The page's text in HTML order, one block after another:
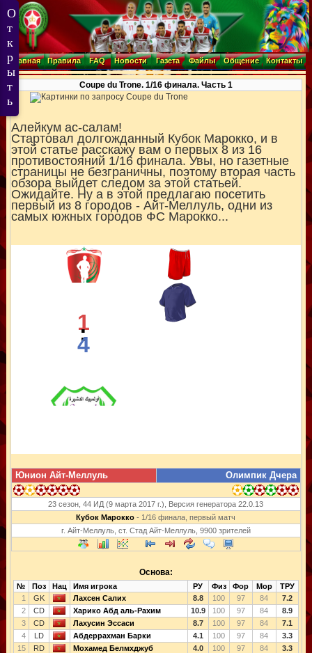
Главная Правила FAQ Новости Газета Файлы Общение Контакты
Coupe du Trone. 1/16 финала. Часть 1
Алейкум ас-салам!
Стартовал долгожданный Кубок Марокко, и в
этой статье расскажу вам о первых 8 из 16
противостояний 1/16 финала. Увы, но газетные
страницы не безграничны, поэтому вторая часть
обзора выйдет следом за этой статьей.
Ожидайте. Ну а в этой предлагаю посетить
первый из 8 городов - Айт-Меллуль, одни из
самых южных городов ФС Марокко...
1
:
4
Юнион Айт-Меллуль Олимпик Дчера
23 сезон, 44 ИД (9 марта 2017 г.), Версия генератора 22.0.13
Кубок Марокко - 1/16 финала, первый матч
г. Айт-Меллуль, ст. Стад Айт-Меллуль, 9900 зрителей
Основа:
№ Поз Нац Имя игрока РУ Физ Фор Мор
ТРУ
1
GK Лахсен Салих 8.8 100 97 84
7.2
2
CD Харико Абд аль-Рахим 10.9 100 97 84
8.9
3
CD Лахусин Эссаси 8.7 100 97 84
7.1
4
LD Абдеррахман Барки 4.1 100 97 84
3.3
15
RD Мохамед Белмхджуб 4.0 100 97 84
3.3